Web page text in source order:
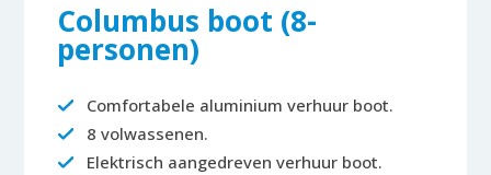
Columbus boot (8-
personen)
Comfortabele aluminium verhuur boot.
8 volwassenen.
Elektrisch aangedreven verhuur boot.